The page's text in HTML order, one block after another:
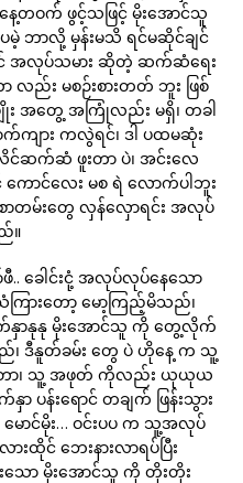
ဝက် ဖွင့်သဖြင့် မိုးအောင်သူ
ဘာလို့ မှန်းမသိ ရင်မဆိုင်ချင်
အလုပ်သမား ဆိုတဲ့ ဆက်ဆံရေး
း မစဉ်းစားတတ် ဘူး ဖြစ်
ျိုး အတွေ့ အကြုံလည်း မရှိ၊ တခါ
ကျား ကလွဲရင်၊ ဒါ ပထမဆုံး
င်ဆက်ဆံ ဖူးတာ ပဲ၊ အင်းလေ
င်လေး မစ ရဲ လောက်ပါဘူး
ာတမ်းတွေ လှန်လှောရင်း အလုပ်
။
.. ခေါင်းငုံ့ အလုပ်လုပ်နေသော
ြားတော့ မော့ကြည့်မိသည်၊
နှာနုနု မိုးအောင်သူ ကို တွေ့လိုက်
၊ ဒီနူတ်ခမ်း တွေ ပဲ ဟိုနေ့ က သူ့
ခဲ့တာ၊ သူ့ အဖုတ် ကိုလည်း ယုယုယ
ာ ပန်းရောင် တချက် ဖြန်းသွား
ောင်မိုး… ဝင်းပပ က သူ့အလုပ်
ထိုင် ဘေးနားလာရပ်ပြီး
းသော မိုးအောင်သူ ကို တိုးတိုး